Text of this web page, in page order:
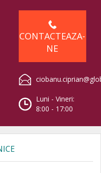
CONTACTEAZA-
NE
Luni - Vineri:
8:00 - 17:00